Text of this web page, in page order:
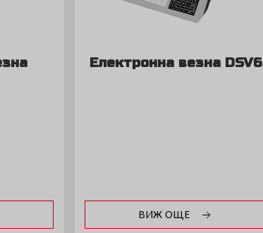
Електронна везна DSV6
ВИЖ ОЩЕ